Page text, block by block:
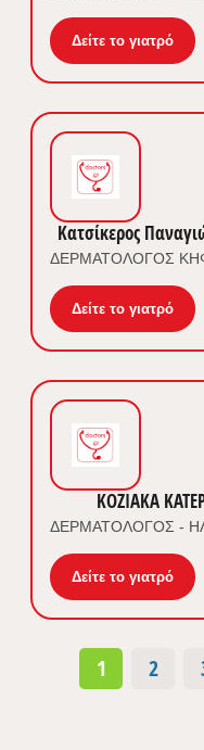
Δείτε το γιατρό
Κατσίκερος
ΔΕΡΜΑΤΟΛΟΓΟΣ
Δείτε το γιατρό
ΚΟΖΙΑΚΑ
ΔΕΡΜΑΤΟΛΟΓΟΣ -
Δείτε το γιατρό
1 2